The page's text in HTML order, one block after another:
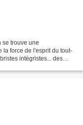
se trouve une
la force de l'esprit du tout-
intégristes... des